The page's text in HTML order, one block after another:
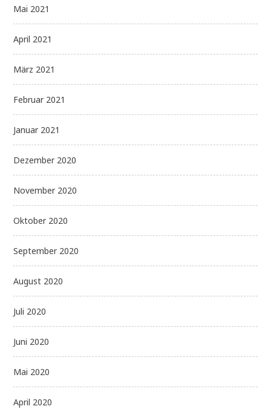
Mai 2021
April 2021
März 2021
Februar 2021
Januar 2021
Dezember 2020
November 2020
Oktober 2020
September 2020
August 2020
Juli 2020
Juni 2020
Mai 2020
April 2020